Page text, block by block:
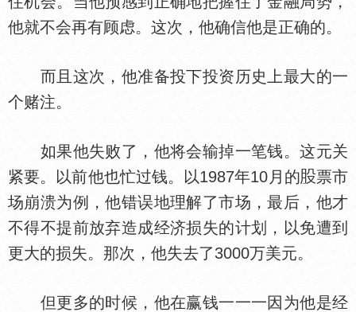
他就不会再有顾虑。这次，他确信他是正确的。
而且这次，他准备投下投资历史上最大的一
个赌注。
如果他失败了，他将会输掉一笔钱。这元关
紧要。以前他也忙过钱。以1987年10月的
票市
场崩溃为例，他错误地理解了市场，最后，他才
不得不提前放弃造成经济损失的计划，以免遭到
更大的损失。那次，他失去了3000万美元。
但更多的时候，他在赢钱一一一因为他是经